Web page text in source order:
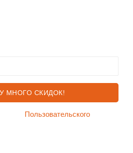
Пользовательского